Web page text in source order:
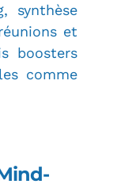
synthèse
et
boosters
comme